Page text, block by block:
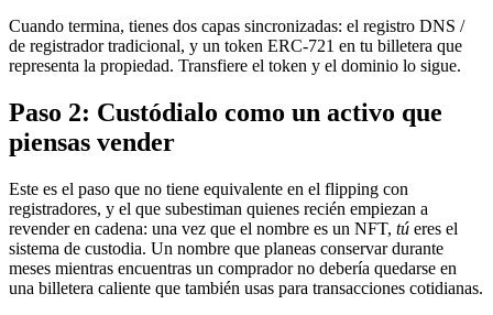
Cuando termina, tienes dos capas sincronizadas: el registro DNS /
de registrador tradicional, y un token ERC-721 en tu billetera que
representa la propiedad. Transfiere el token y el dominio lo sigue.
Paso 2: Custódialo como un activo que
piensas vender
Este es el paso que no tiene equivalente en el flipping con
registradores, y el que subestiman quienes recién empiezan a
revender en cadena: una vez que el nombre es un NFT, tú eres el
sistema de custodia. Un nombre que planeas conservar durante
meses mientras encuentras un comprador no debería quedarse en
una billetera caliente que también usas para transacciones cotidianas.